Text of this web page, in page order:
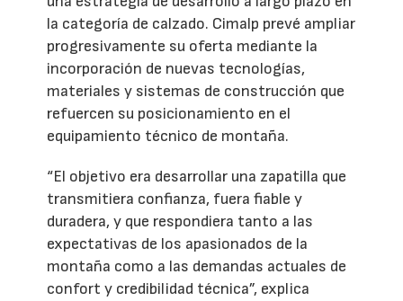
la categoría de calzado. Cimalp prevé ampliar
progresivamente su oferta mediante la
incorporación de nuevas tecnologías,
materiales y sistemas de construcción que
refuercen su posicionamiento en el
equipamiento técnico de montaña.
“El objetivo era desarrollar una zapatilla que
transmitiera confianza, fuera fiable y
duradera, y que respondiera tanto a las
expectativas de los apasionados de la
montaña como a las demandas actuales de
confort y credibilidad técnica”, explica